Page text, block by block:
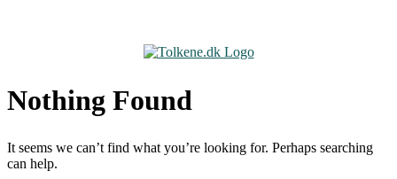
Nothing Found
It seems we can’t find what you’re looking for. Perhaps searching
can help.